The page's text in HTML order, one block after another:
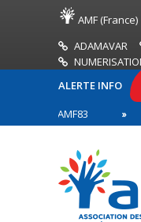
AMF (France)
ADAMAVAR
ALERTE INFO
AMF83
en première ligne